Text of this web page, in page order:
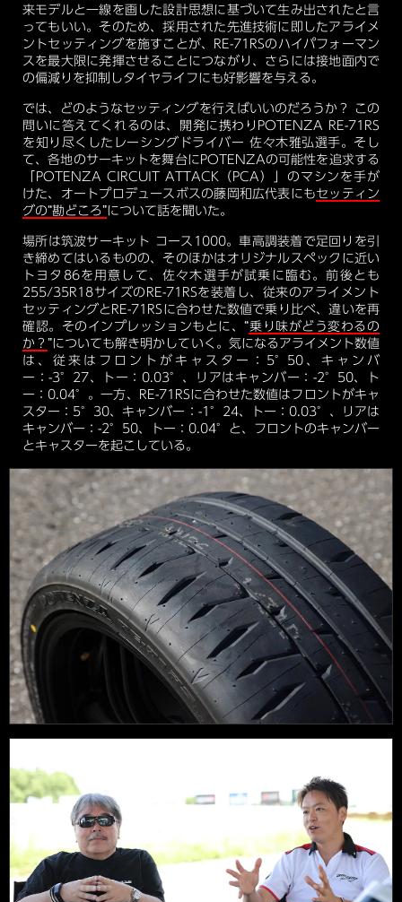
来モデルと一線を画した設計思想に基づいて生み出されたと言
ってもいい。そのため、採用された先進技術に即したアライメ
ントセッティングを施すことが、RE-71RSのハイパフォーマン
スを最大限に発揮させることにつながり、さらには接地面内で
の偏減りを抑制しタイヤライフにも好影響を与える。
では、どのようなセッティングを行えばいいのだろうか？ この
問いに答えてくれるのは、開発に携わりPOTENZA RE-71RS
を知り尽くしたレーシングドライバー 佐々木雅弘選手。そし
て、各地のサーキットを舞台にPOTENZAの可能性を追求する
「POTENZA CIRCUIT ATTACK（PCA）」のマシンを手が
けた、オートプロデュースボスの藤岡和広代表にもセッティン
グの“勘どころ”について話を聞いた。
場所は筑波サーキット コース1000。車高調装着で足回りを引
き締めてはいるものの、そのほかはオリジナルスペックに近い
トヨタ86を用意して、佐々木選手が試乗に臨む。前後とも
255/35R18サイズのRE-71RSを装着し、従来のアライメント
セッティングとRE-71RSに合わせた数値で乗り比べ、違いを再
確認。そのインプレッションもとに、“乗り味がどう変わるの
か？”についても解き明かしていく。気になるアライメント数値
は、従来はフロントがキャスター：5°50、キャンバ
ー：-3°27、トー：0.03°、リアはキャンバー：-2°50、ト
ー：0.04°。一方、RE-71RSに合わせた数値はフロントがキャ
スター：5°30、キャンバー：-1°24、トー：0.03°、リアは
キャンバー：-2°50、トー：0.04°と、フロントのキャンバー
とキャスターを起こしている。